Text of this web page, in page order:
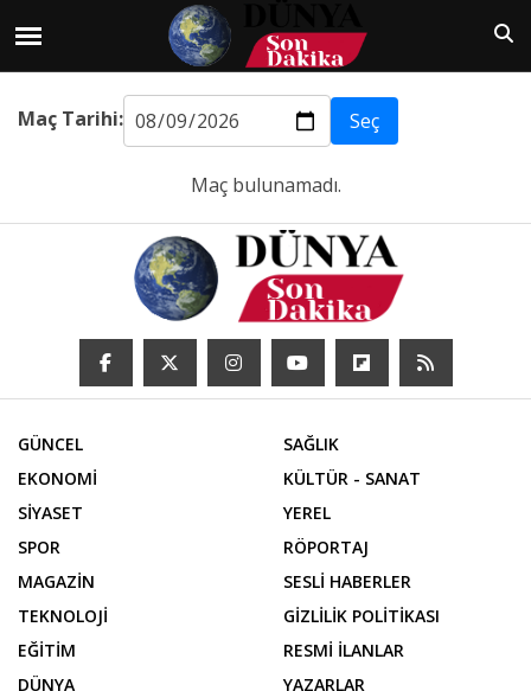
Maç Tarihi: Seç
Maç bulunamadı.
GÜNCEL
EKONOMİ
SİYASET
SPOR
MAGAZİN
TEKNOLOJİ
EĞİTİM
DÜNYA
SAĞLIK
KÜLTÜR - SANAT
YEREL
RÖPORTAJ
SESLİ HABERLER
GİZLİLİK POLİTİKASI
RESMİ İLANLAR
YAZARLAR